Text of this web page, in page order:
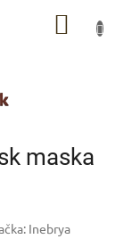
maska
Inebrya